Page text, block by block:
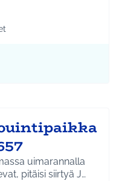
Liikunta ja
uimarannalla
pitäisi siirtyä J…